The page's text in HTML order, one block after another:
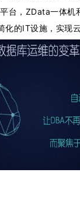
台，ZData一体机
化的IT设施，实现云